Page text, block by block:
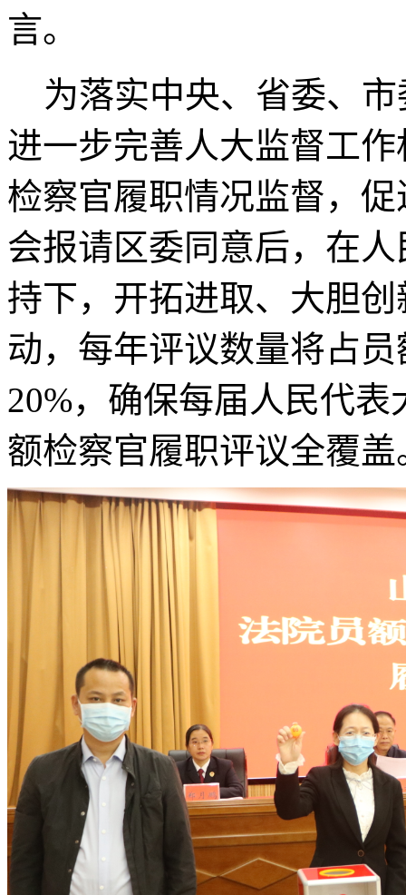
言。
为落实中央、省委、市
进一步完善人大监督工
检察官履职情况监督，
会报请区委同意后，在
持下，开拓进取、大胆
动，每年评议数量将占
20%，确保每届人民代
额检察官履职评议全覆盖